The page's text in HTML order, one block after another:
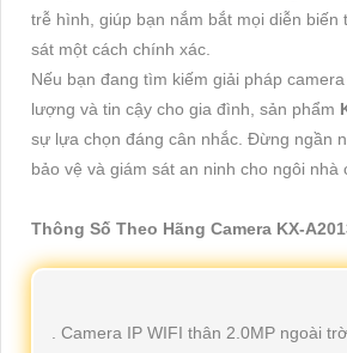
trễ hình, giúp bạn nắm bắt mọi diễn biến
sát một cách chính xác.
Nếu bạn đang tìm kiếm giải pháp
lượng và tin cậy cho gia đình, sản phẩm
sự lựa chọn đáng cân nhắc. Đừng ngần
bảo vệ và giám sát an ninh cho ngôi nhà
Thông Số Theo Hãng Camera KX-
. Camera IP WIFI thân 2.0MP ngoài